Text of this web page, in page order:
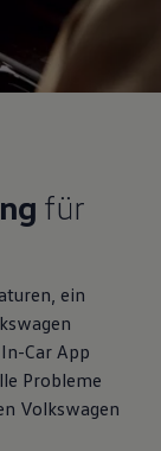
für
ein
Car App
Probleme
Volkswagen